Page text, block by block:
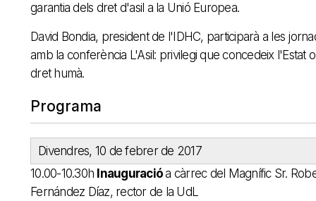
garantia dels dret d'asil a la Unió Europea.
David Bondia, president de l'IDHC, participarà a les
amb la conferència L'Asil: privilegi que concedeix l'Estat o
dret humà.
Programa
Divendres, 10 de febrer de 2017
10.00-10.30h Inauguracióa càrrec del Magnífic Sr.
Fernández Díaz, rector de la UdL